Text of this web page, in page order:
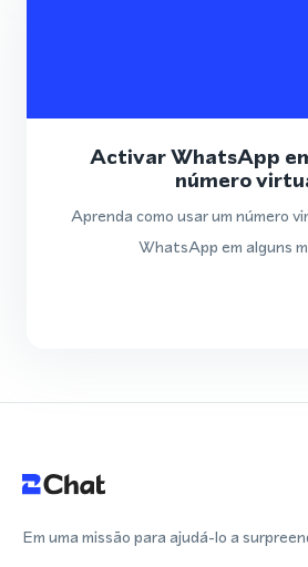
Activar WhatsApp
número
Aprenda como usar um número
WhatsApp em alguns
Em uma missão para ajudá-lo a